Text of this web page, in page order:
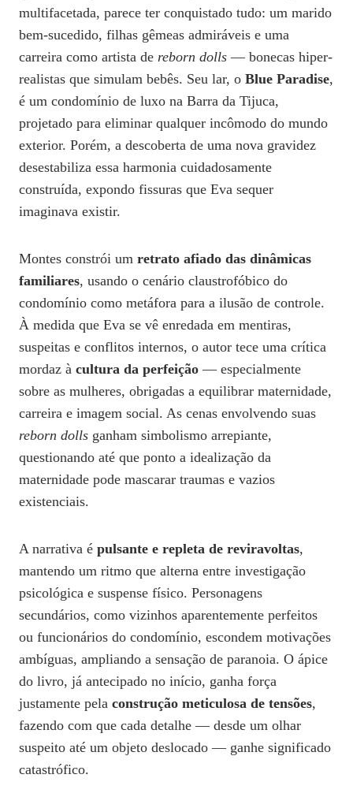
multifacetada, parece ter conquistado tudo: um marido
bem-sucedido, filhas gêmeas admiráveis e uma
carreira como artista de reborn dolls — bonecas hiper-
realistas que simulam bebês. Seu lar, o Blue Paradise,
é um condomínio de luxo na Barra da Tijuca,
projetado para eliminar qualquer incômodo do mundo
exterior. Porém, a descoberta de uma nova gravidez
desestabiliza essa harmonia cuidadosamente
construída, expondo fissuras que Eva sequer
imaginava existir.
Montes constrói um retrato afiado das dinâmicas
familiares, usando o cenário claustrofóbico do
condomínio como metáfora para a ilusão de controle.
À medida que Eva se vê enredada em mentiras,
suspeitas e conflitos internos, o autor tece uma crítica
mordaz à cultura da perfeição — especialmente
sobre as mulheres, obrigadas a equilibrar maternidade,
carreira e imagem social. As cenas envolvendo suas
reborn dolls ganham simbolismo arrepiante,
questionando até que ponto a idealização da
maternidade pode mascarar traumas e vazios
existenciais.
A narrativa é pulsante e repleta de reviravoltas,
mantendo um ritmo que alterna entre investigação
psicológica e suspense físico. Personagens
secundários, como vizinhos aparentemente perfeitos
ou funcionários do condomínio, escondem motivações
ambíguas, ampliando a sensação de paranoia. O ápice
do livro, já antecipado no início, ganha força
justamente pela construção meticulosa de tensões,
fazendo com que cada detalhe — desde um olhar
suspeito até um objeto deslocado — ganhe significado
catastrófico.